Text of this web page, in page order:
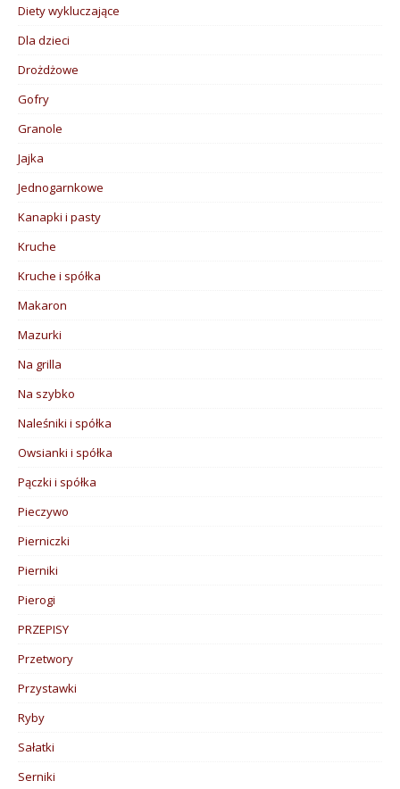
Diety wykluczające
Dla dzieci
Drożdżowe
Gofry
Granole
Jajka
Jednogarnkowe
Kanapki i pasty
Kruche
Kruche i spółka
Makaron
Mazurki
Na grilla
Na szybko
Naleśniki i spółka
Owsianki i spółka
Pączki i spółka
Pieczywo
Pierniczki
Pierniki
Pierogi
PRZEPISY
Przetwory
Przystawki
Ryby
Sałatki
Serniki